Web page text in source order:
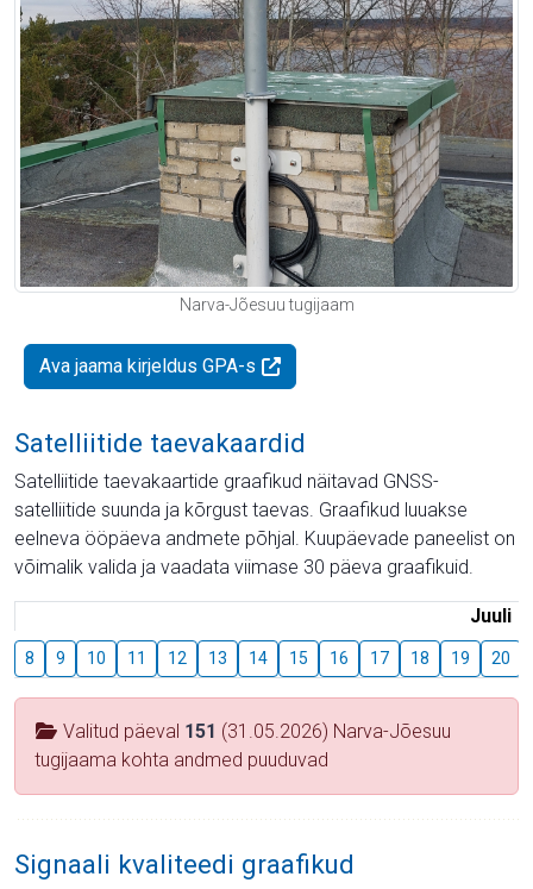
Narva-Jõesuu tugijaam
Ava jaama kirjeldus GPA-s
Satelliitide taevakaardid
Satelliitide taevakaartide graafikud näitavad GNSS-
satelliitide suunda ja kõrgust taevas. Graafikud luuakse
eelneva ööpäeva andmete põhjal. Kuupäevade paneelist on
võimalik valida ja vaadata viimase 30 päeva graafikuid.
Juuli
8 9 10 11 12 13 14 15 16 17 18 19 20
Valitud päeval 151 (31.05.2026) Narva-Jõesuu
tugijaama kohta andmed puuduvad
Signaali kvaliteedi graafikud